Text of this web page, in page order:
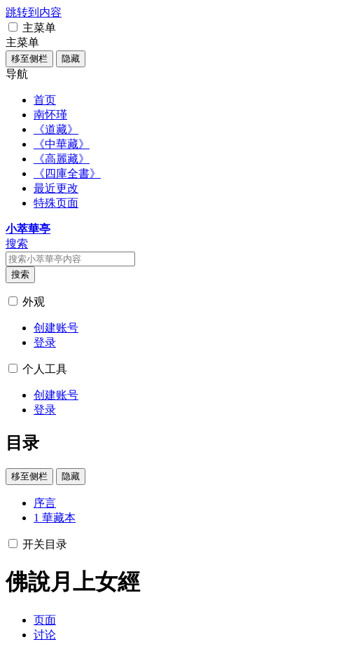
跳转到内容
主菜单
主菜单
移至侧栏 隐藏
导航
首页
南怀瑾
《道藏》
《中華藏》
《高麗藏》
《四庫全書》
最近更改
特殊页面
小萃華亭
搜索
搜索
外观
创建账号
登录
个人工具
创建账号
登录
目录
移至侧栏 隐藏
序言
1 華藏本
开关目录
佛說月上女經
页面
讨论